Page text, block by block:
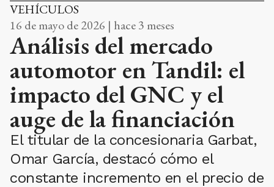
VEHÍCULOS
16 de mayo de 2026 | hace 3 meses
Análisis del mercado
automotor en Tandil: el
impacto del GNC y el
auge de la financiación
El titular de la concesionaria Garbat,
Omar García, destacó cómo el
constante incremento en el precio de